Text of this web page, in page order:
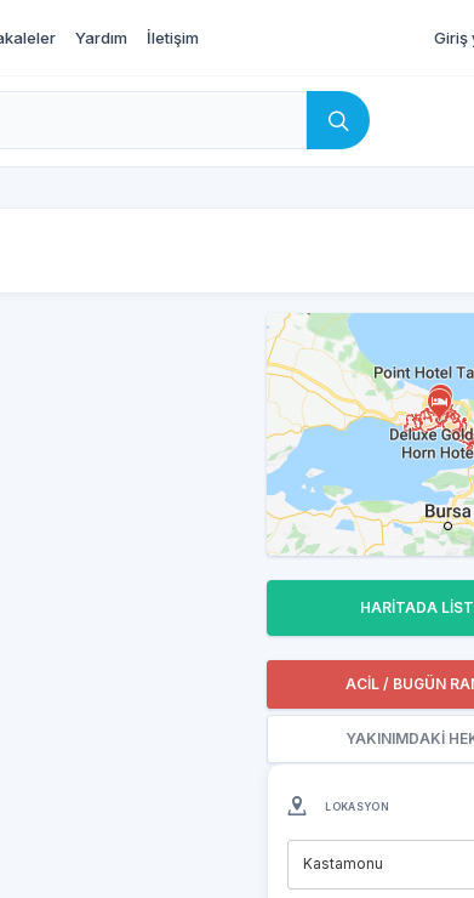
Giriş
Yardım İletişim
HARİTADA
ACİL / BUGÜN
YAKINIMDAKİ
LOKASYON
Kastamonu